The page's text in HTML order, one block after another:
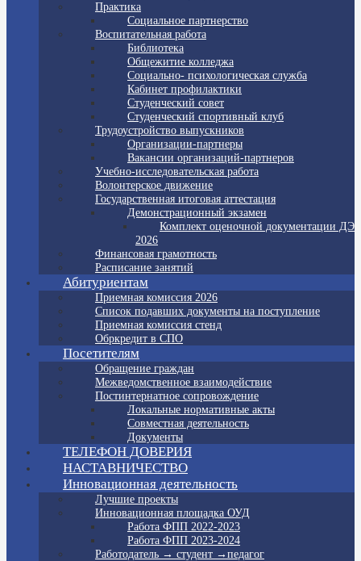
Практика
Социальное партнерство
Воспитательная работа
Библиотека
Общежитие колледжа
Социально- психологическая служба
Кабинет профилактики
Студенческий совет
Студенческий спортивный клуб
Трудоустройство выпускников
Организации-партнеры
Вакансии организаций-партнеров
Учебно-исследовательская работа
Волонтерское движение
Государственная итоговая аттестация
Демонстрационный экзамен
Комплект оценочной документации ДЭ
2026
Финансовая грамотность
Расписание занятий
Абитуриентам
Приемная комиссия 2026
Список подавших документы на поступление
Приемная комиссия стенд
Обркредит в СПО
Посетителям
Обращение граждан
Межведомственное взаимодействие
Постинтернатное сопровождение
Локальные нормативные акты
Совместная деятельность
Документы
ТЕЛЕФОН ДОВЕРИЯ
НАСТАВНИЧЕСТВО
Инновационная деятельность
Лучшие проекты
Инновационная площадка ОУД
Работа ФПП 2022-2023
Работа ФПП 2023-2024
Работодатель → студент →педагог